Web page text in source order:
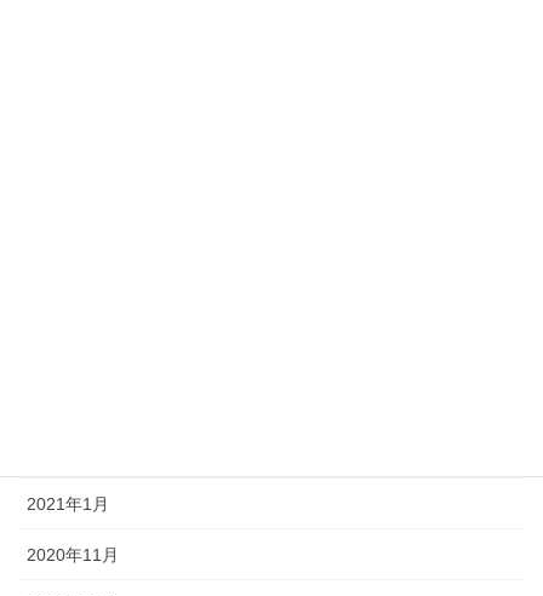
2021年1月
2020年11月